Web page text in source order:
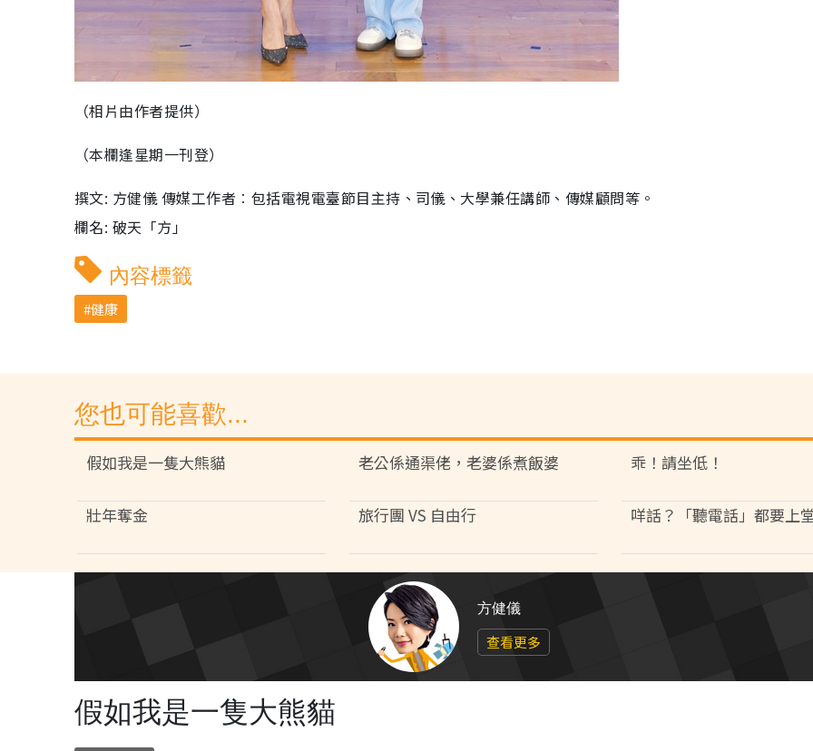
（相片由作者提供）
（本欄逢星期一刊登）
撰文: 方健儀 傳媒工作者︰包括電視電臺節目主持、司儀、大學兼任講師、傳媒顧問等。
欄名: 破天「方」
內容標籤
健康
您也可能喜歡...
假如我是一隻大熊貓 老公係通渠佬，老婆係煮飯婆 乖！請坐低！
壯年奪金 旅行團 VS 自由行 咩話？「聽電話」都要上
方健儀
查看更多
假如我是一隻大熊貓